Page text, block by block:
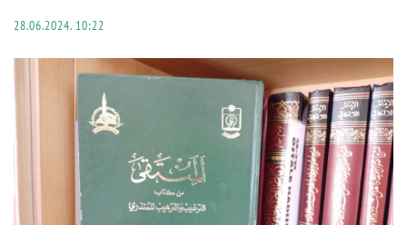
28.06.2024. 10:22